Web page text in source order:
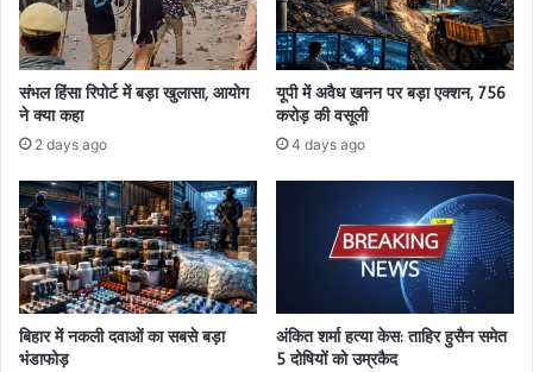
संभल हिंसा रिपोर्ट में बड़ा खुलासा, आयोग
ने क्या कहा
2 days ago
यूपी में अवैध खनन पर बड़ा एक्शन, 756
करोड़ की वसूली
4 days ago
बिहार में नकली दवाओं का सबसे बड़ा
भंडाफोड़
अंकित शर्मा हत्या केस: ताहिर हुसैन समेत
5 दोषियों को उम्रकैद